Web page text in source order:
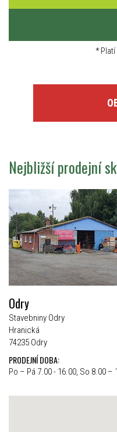
*Platí
Nejbližší prodejní
Odry
Stavebniny Odry
Hranická
74235 Odry
PRODEJNÍ DOBA:
Po – Pá 7.00 - 16.00, So 8.00 –